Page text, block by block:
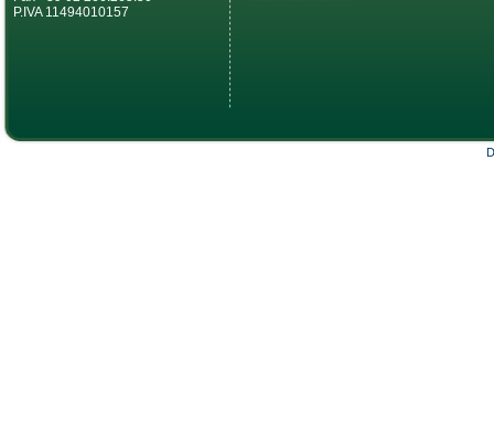
P.IVA 11494010157